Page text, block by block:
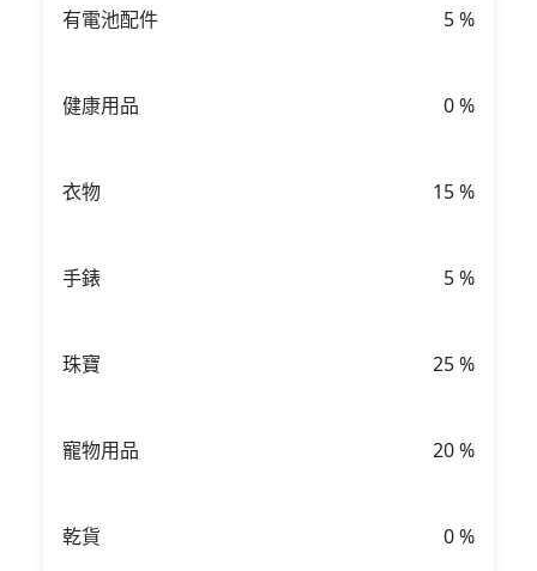
有電池配件 5%
健康用品 0%
衣物 15%
手錶 5%
珠寶 25%
寵物用品 20%
乾貨 0%